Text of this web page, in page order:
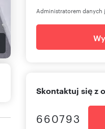
Administratorem danych
Skontaktuj się z
660793